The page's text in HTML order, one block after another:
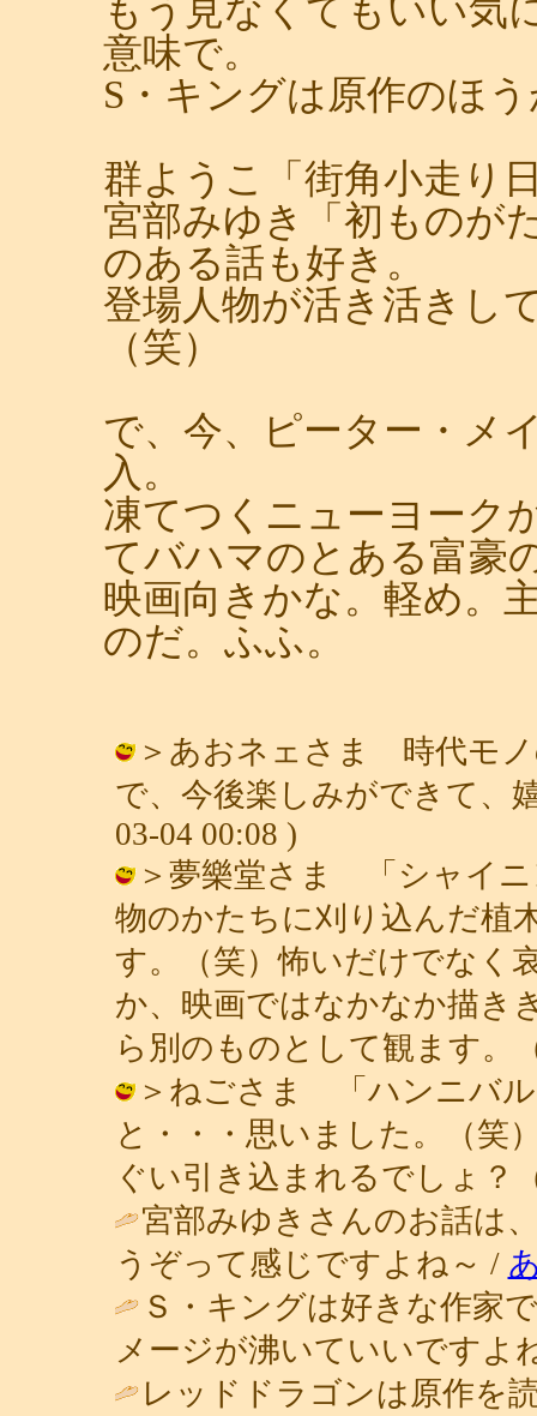
もう見なくてもいい気
意味で。
S・キングは原作のほ
群ようこ「街角小走り
宮部みゆき「初ものが
のある話も好き。
登場人物が活き活きし
（笑）
で、今、ピーター・メ
入。
凍てつくニューヨーク
てバハマのとある富豪
映画向きかな。軽め。
のだ。ふふ。
＞あおネェさま 時代モ
で、今後楽しみができて、
03-04 00:08 )
＞夢樂堂さま 「シャイニ
物のかたちに刈り込んだ植
す。（笑）怖いだけでなく
か、映画ではなかなか描き
ら別のものとして観ます。
＞ねごさま 「ハンニバル
と・・・思いました。（笑
ぐい引き込まれるでしょ？
宮部みゆきさんのお話は
うぞって感じですよね～ /
Ｓ・キングは好きな作家
メージが沸いていいですよ
レッドドラゴンは原作を